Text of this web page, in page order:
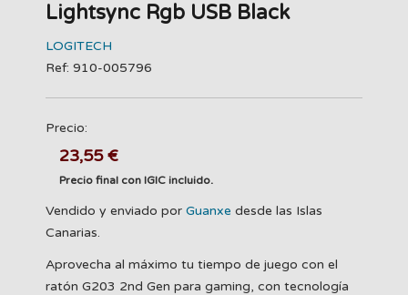
Lightsync Rgb USB Black
LOGITECH
Ref: 910-005796
Precio:
23,55 €
Precio final con IGIC incluido.
Vendido y enviado por Guanxe desde las Islas
Canarias.
Aprovecha al máximo tu tiempo de juego con el
ratón G203 2nd Gen para gaming, con tecnología